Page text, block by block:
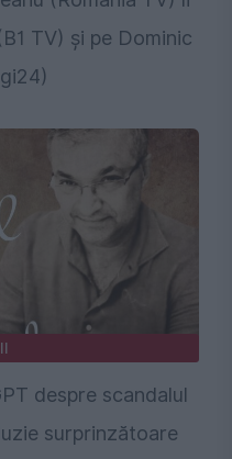
TV) și pe Dominic
despre scandalul
surprinzătoare